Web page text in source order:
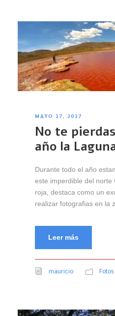
MAYO 17, 2017
No te
año la
Durante todo el año
este imperdible del
roja, destaca como un
realizar fotografias en la
Leer más
mauricio Fotos